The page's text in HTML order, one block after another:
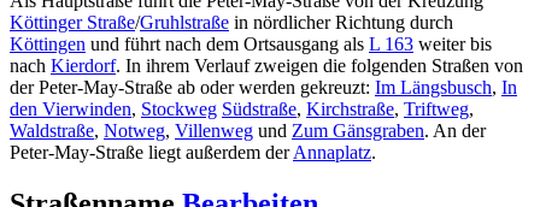
Köttinger Straße/Gruhlstraße in nördlicher Richtung durch
Köttingen und führt nach dem Ortsausgang als L 163 weiter bis
nach Kierdorf. In ihrem Verlauf zweigen die folgenden Straßen von
der Peter-May-Straße ab oder werden gekreuzt: Im Längsbusch, In
den Vierwinden, Stockweg Südstraße, Kirchstraße, Triftweg,
Waldstraße, Notweg, Villenweg und Zum Gänsgraben. An der
Peter-May-Straße liegt außerdem derAnnaplatz.